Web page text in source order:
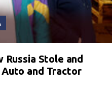
Russia Stole and
and Tractor